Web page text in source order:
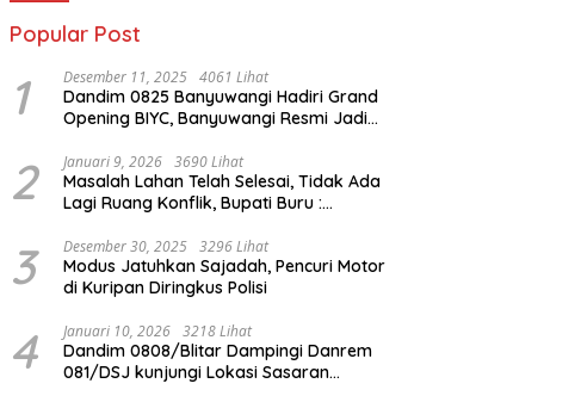
Popular Post
1 Desember 11, 2025 4061 Lihat
Dandim 0825 Banyuwangi Hadiri Grand
Opening BIYC, Banyuwangi Resmi Jadi
2 Januari 9, 2026 3690 Lihat
Masalah Lahan Telah Selesai, Tidak Ada
Lagi Ruang Konflik, Bupati Buru :
Januari 2026
3 Desember 30, 2025 3296 Lihat
Modus Jatuhkan Sajadah, Pencuri Motor
di Kuripan Diringkus Polisi
4 Januari 10, 2026 3218 Lihat
Dandim 0808/Blitar Dampingi Danrem
081/DSJ kunjungi Lokasi Sasaran